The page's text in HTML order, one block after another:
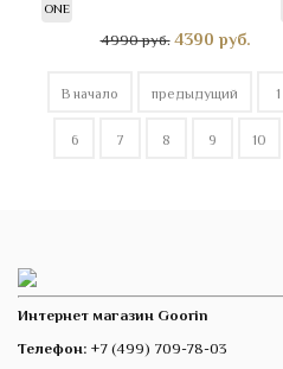
ONE
4990 руб. 4390 руб.
В начало предыдущий 1
6 7 8 9 10
Интернет магазин Goorin
Телефон: +7 (499) 709-78-03